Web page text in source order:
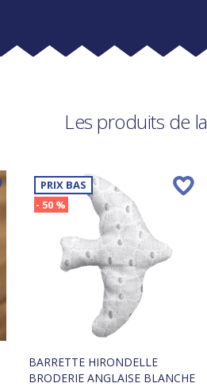
Les produits de la
PRIX BAS
- 50 %
BARRETTE HIRONDELLE
BRODERIE ANGLAISE BLANCHE